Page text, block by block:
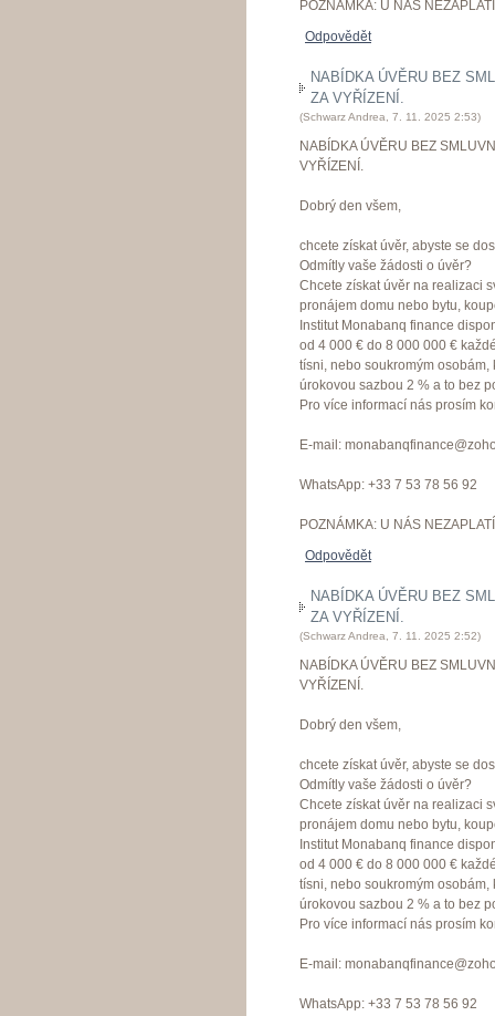
POZNÁMKA: U NÁS
Odpovědět
NABÍDKA ÚVĚRU BEZ
ZA VYŘÍZENÍ.
(Schwarz Andrea 7. 11. 2025 2:53)
NABÍDKA ÚVĚRU BEZ
VYŘÍZENÍ.
Dobrý den všem,
chcete získat úvěr, abyste se
Odmítly vaše žádosti o úvěr?
Chcete získat úvěr na realizaci
pronájem domu nebo bytu,
Institut Monabanq finance
od 4 000 € do 8 000 000 €
tísni, nebo soukromým
úrokovou sazbou 2 % a to bez
Pro více informací nás prosím
E-mail:
WhatsApp: +33 7 53 78 56 92
POZNÁMKA: U NÁS
Odpovědět
NABÍDKA ÚVĚRU BEZ
ZA VYŘÍZENÍ.
(Schwarz Andrea 7. 11. 2025 2:52)
NABÍDKA ÚVĚRU BEZ
VYŘÍZENÍ.
Dobrý den všem,
chcete získat úvěr, abyste se
Odmítly vaše žádosti o úvěr?
Chcete získat úvěr na realizaci
pronájem domu nebo bytu,
Institut Monabanq finance
od 4 000 € do 8 000 000 €
tísni, nebo soukromým
úrokovou sazbou 2 % a to bez
Pro více informací nás prosím
E-mail:
WhatsApp: +33 7 53 78 56 92